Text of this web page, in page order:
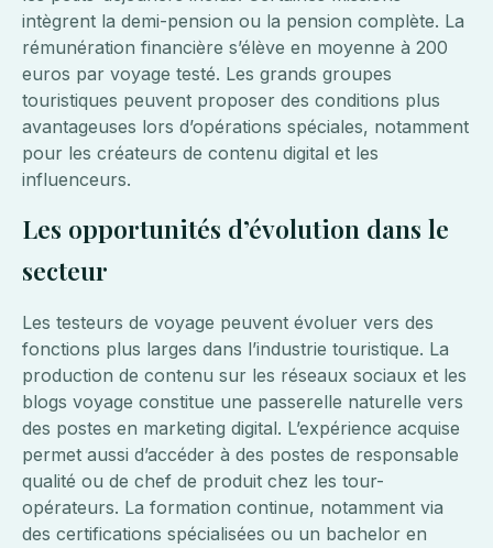
intègrent la demi-pension ou la pension complète. La
rémunération financière s’élève en moyenne à 200
euros par voyage testé. Les grands groupes
touristiques peuvent proposer des conditions plus
avantageuses lors d’opérations spéciales, notamment
pour les créateurs de contenu digital et les
influenceurs.
Les opportunités d’évolution dans le
secteur
Les testeurs de voyage peuvent évoluer vers des
fonctions plus larges dans l’industrie touristique. La
production de contenu sur les réseaux sociaux et les
blogs voyage constitue une passerelle naturelle vers
des postes en marketing digital. L’expérience acquise
permet aussi d’accéder à des postes de responsable
qualité ou de chef de produit chez les tour-
opérateurs. La formation continue, notamment via
des certifications spécialisées ou un bachelor en